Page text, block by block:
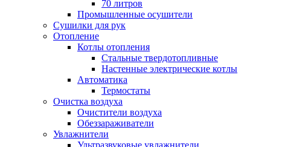
70 литров
Промышленные осушители
Сушилки для рук
Отопление
Котлы отопления
Стальные твердотопливные
Настенные электрические котлы
Автоматика
Термостаты
Очистка воздуха
Очистители воздуха
Обеззараживатели
Увлажнители
Ультразвуковые увлажнители